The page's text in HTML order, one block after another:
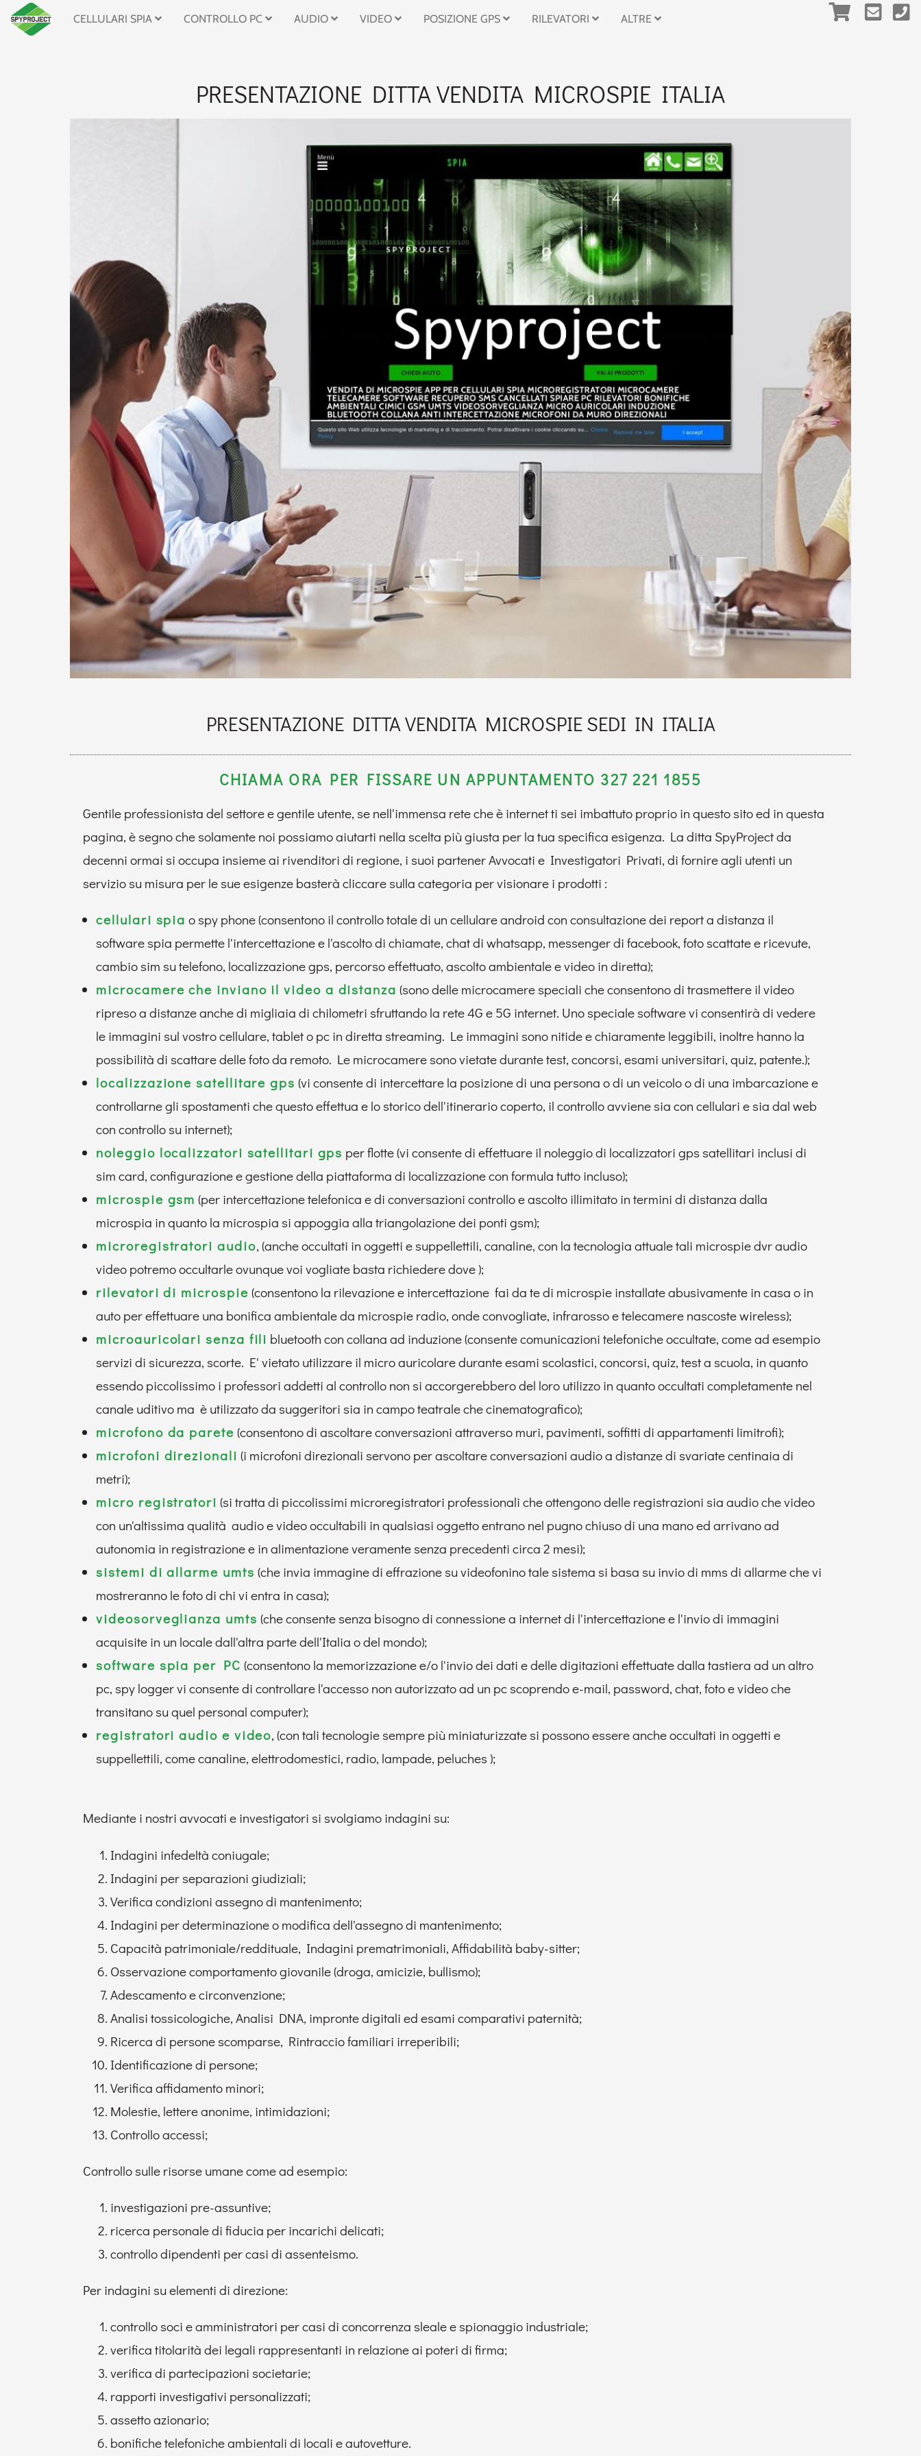
CELLULARI SPIA CONTROLLO PC AUDIO VIDEO POSIZIONE GPS RILEVATORI ALTRE
PRESENTAZIONE DITTA VENDITA MICROSPIE ITALIA
PRESENTAZIONE DITTA VENDITA MICROSPIE SEDI IN ITALIA
CHIAMA ORA PER FISSARE UN APPUNTAMENTO 327 221 1855
Gentile professionista del settore e gentile utente, se nell'immensa rete che è internet ti sei imbattuto proprio in questo sito ed in questa
pagina, è segno che solamente noi possiamo aiutarti nella scelta più giusta per la tua specifica esigenza. La ditta SpyProject da
decenni ormai si occupa insieme ai rivenditori di regione, i suoi partener Avvocati e Investigatori Privati, di fornire agli utenti un
servizio su misura per le sue esigenze basterà cliccare sulla categoria per visionare i prodotti :
cellulari spia o spy phone (consentono il controllo totale di un cellulare android con consultazione dei report a distanza il
software spia permette l'intercettazione e l'ascolto di chiamate, chat di whatsapp, messenger di facebook, foto scattate e ricevute,
cambio sim su telefono, localizzazione gps, percorso effettuato, ascolto ambientale e video in diretta);
microcamere che inviano il video a distanza (sono delle microcamere speciali che consentono di trasmettere il video
ripreso a distanze anche di migliaia di chilometri sfruttando la rete 4G e 5G internet. Uno speciale software vi consentirà di vedere
le immagini sul vostro cellulare, tablet o pc in diretta streaming. Le immagini sono nitide e chiaramente leggibili, inoltre hanno la
possibilità di scattare delle foto da remoto. Le microcamere sono vietate durante test, concorsi, esami universitari, quiz, patente.);
localizzazione satellitare gps (vi consente di intercettare la posizione di una persona o di un veicolo o di una imbarcazione e
controllarne gli spostamenti che questo effettua e lo storico dell'itinerario coperto, il controllo avviene sia con cellulari e sia dal web
con controllo su internet);
noleggio localizzatori satellitari gps per flotte (vi consente di effettuare il noleggio di localizzatori gps satellitari inclusi di
sim card, configurazione e gestione della piattaforma di localizzazione con formula tutto incluso);
microspie gsm (per intercettazione telefonica e di conversazioni controllo e ascolto illimitato in termini di distanza dalla
microspia in quanto la microspia si appoggia alla triangolazione dei ponti gsm);
microregistratori audio, (anche occultati in oggetti e suppellettili, canaline, con la tecnologia attuale tali microspie dvr audio
video potremo occultarle ovunque voi vogliate basta richiedere dove );
rilevatori di microspie (consentono la rilevazione e intercettazione fai da te di microspie installate abusivamente in casa o in
auto per effettuare una bonifica ambientale da microspie radio, onde convogliate, infrarosso e telecamere nascoste wireless);
microauricolari senza fili bluetooth con collana ad induzione (consente comunicazioni telefoniche occultate, come ad esempio
servizi di sicurezza, scorte. E' vietato utilizzare il micro auricolare durante esami scolastici, concorsi, quiz, test a scuola, in quanto
essendo piccolissimo i professori addetti al controllo non si accorgerebbero del loro utilizzo in quanto occultati completamente nel
canale uditivo ma è utilizzato da suggeritori sia in campo teatrale che cinematografico);
microfono da parete (consentono di ascoltare conversazioni attraverso muri, pavimenti, soffitti di appartamenti limitrofi);
microfoni direzionali (i microfoni direzionali servono per ascoltare conversazioni audio a distanze di svariate centinaia di
metri);
micro registratori (si tratta di piccolissimi microregistratori professionali che ottengono delle registrazioni sia audio che video
con un'altissima qualità audio e video occultabili in qualsiasi oggetto entrano nel pugno chiuso di una mano ed arrivano ad
autonomia in registrazione e in alimentazione veramente senza precedenti circa 2 mesi);
sistemi di allarme umts (che invia immagine di effrazione su videofonino tale sistema si basa su invio di mms di allarme che vi
mostreranno le foto di chi vi entra in casa);
videosorveglianza umts (che consente senza bisogno di connessione a internet di l'intercettazione e l'invio di immagini
acquisite in un locale dall'altra parte dell'Italia o del mondo);
software spia per PC (consentono la memorizzazione e/o l'invio dei dati e delle digitazioni effettuate dalla tastiera ad un altro
pc, spy logger vi consente di controllare l'accesso non autorizzato ad un pc scoprendo e-mail, password, chat, foto e video che
transitano su quel personal computer);
registratori audio e video, (con tali tecnologie sempre più miniaturizzate si possono essere anche occultati in oggetti e
suppellettili, come canaline, elettrodomestici, radio, lampade, peluches );
Mediante i nostri avvocati e investigatori si svolgiamo indagini su:
Indagini infedeltà coniugale;
Indagini per separazioni giudiziali;
Verifica condizioni assegno di mantenimento;
Indagini per determinazione o modifica dell'assegno di mantenimento;
Capacità patrimoniale/reddituale, Indagini prematrimoniali, Affidabilità baby-sitter;
Osservazione comportamento giovanile (droga, amicizie, bullismo);
Adescamento e circonvenzione;
Analisi tossicologiche, Analisi DNA, impronte digitali ed esami comparativi paternità;
Ricerca di persone scomparse, Rintraccio familiari irreperibili;
Identificazione di persone;
Verifica affidamento minori;
Molestie, lettere anonime, intimidazioni;
Controllo accessi;
Controllo sulle risorse umane come ad esempio:
investigazioni pre-assuntive;
ricerca personale di fiducia per incarichi delicati;
controllo dipendenti per casi di assenteismo.
Per indagini su elementi di direzione:
controllo soci e amministratori per casi di concorrenza sleale e spionaggio industriale;
verifica titolarità dei legali rappresentanti in relazione ai poteri di firma;
verifica di partecipazioni societarie;
rapporti investigativi personalizzati;
assetto azionario;
bonifiche telefoniche ambientali di locali e autovetture.